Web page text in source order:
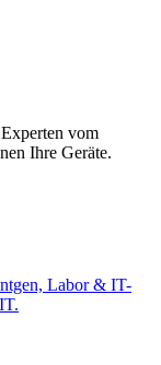
vom
Ihre Geräte.
Labor & IT-